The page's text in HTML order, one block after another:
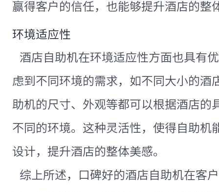
赢得客户的信任，也能够提升酒店的整
环境适应性
酒店自助机在环境适应性方面也具有
虑到不同环境的需求，如不同大小的酒
助机的尺寸、外观等都可以根据酒店的
不同的环境。这种灵活性，使得自助机
设计，提升酒店的整体美感。
综上所述，口碑好的酒店自助机在客